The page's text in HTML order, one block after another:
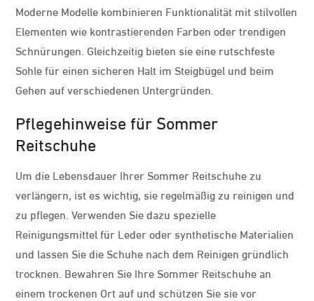
Moderne Modelle kombinieren Funktionalität mit stilvollen
Elementen wie kontrastierenden Farben oder trendigen
Schnürungen. Gleichzeitig bieten sie eine rutschfeste
Sohle für einen sicheren Halt im Steigbügel und beim
Gehen auf verschiedenen Untergründen.
Pflegehinweise für Sommer
Reitschuhe
Um die Lebensdauer Ihrer Sommer Reitschuhe zu
verlängern, ist es wichtig, sie regelmäßig zu reinigen und
zu pflegen. Verwenden Sie dazu spezielle
Reinigungsmittel für Leder oder synthetische Materialien
und lassen Sie die Schuhe nach dem Reinigen gründlich
trocknen. Bewahren Sie Ihre Sommer Reitschuhe an
einem trockenen Ort auf und schützen Sie sie vor